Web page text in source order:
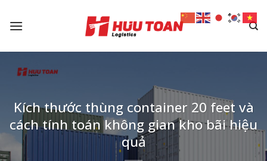
Kích thước thùng container 20 feet và
cách tính toán không gian kho bãi hiệu
quả